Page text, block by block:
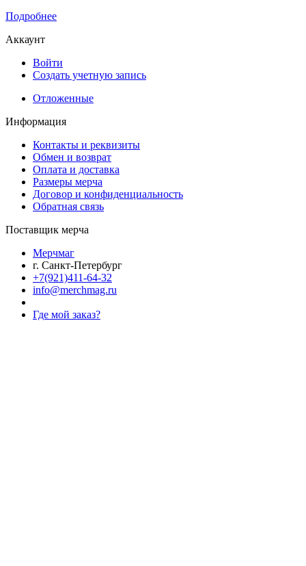
Подробнее
Аккаунт
Войти
Создать учетную запись
Отложенные
Информация
Контакты и реквизиты
Обмен и возврат
Оплата и доставка
Размеры мерча
Договор и конфиденциальность
Обратная связь
Поставщик мерча
Мерчмаг
г. Санкт-Петербург
+7(921)411-64-32
info@merchmag.ru
Где мой заказ?